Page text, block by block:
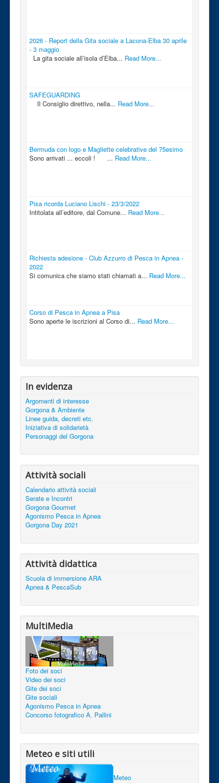
2026 - Report della Gita sociale a Lacona-Elba 30 aprile
- 3 maggio
La gita sociale all’isola d’Elba... Read More...
SAFEGUARDING
Il Consiglio direttivo, nella... Read More...
Bermuda con logo e Magliette celebrative del 75esimo
Sono arrivati ... eccoli ! ... Read More...
Pisa ricorda Luciano Lischi - 23/3/2022
Intitolata all’editore, dal Comune... Read More...
Richiesta adesione - Club Azzurro di Pesca in Apnea -
2022
Si comunica che siamo stati chiamati a... Read More...
Corso di Pesca in Apnea a Pisa
Sono aperte le iscrizioni al Corso di... Read More...
In evidenza
Argomenti di interesse
Gorgona & Ambiente
Linee guida, decreti etc.
Iniziativa di solidarietà
Personaggi del Gorgona
Attività sociali
Calendario attività sociali
Serate e Incontri
Gorgona Gourmet
Agonismo Pesca in Apnea
Gorgona Day 2021
Attività didattica
Scuola di immersione ARA
Apnea & PescaSub
MultiMedia
Foto dei soci
Video dei soci
Gite dei soci
Gite sociali
Agonismo Pesca in Apnea
Concorso fotografico A. Pallini
Meteo e siti utili
Meteo